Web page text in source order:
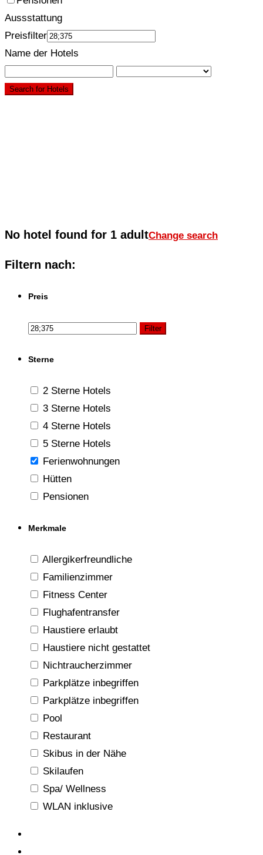
Aussstattung
Preisfilter
Name der Hotels
Search for Hotels
No hotel found for 1 adultChange search
Filtern nach:
Preis
Filter
Sterne
2 Sterne Hotels
3 Sterne Hotels
4 Sterne Hotels
5 Sterne Hotels
Ferienwohnungen
Hütten
Pensionen
Merkmale
Allergikerfreundliche
Familienzimmer
Fitness Center
Flughafentransfer
Haustiere erlaubt
Haustiere nicht gestattet
Nichtraucherzimmer
Parkplätze inbegriffen
Parkplätze inbegriffen
Pool
Restaurant
Skibus in der Nähe
Skilaufen
Spa/ Wellness
WLAN inklusive